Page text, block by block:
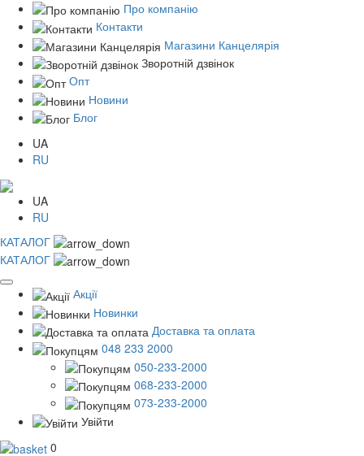
Про компанію
Контакти
Магазини Канцелярія
Зворотній дзвінок
Опт
Новини
Блог
UA
RU
UA
RU
КАТАЛОГ
КАТАЛОГ
Акції
Новинки
Доставка та оплата
048 233 2000
050-233-2000
068-233-2000
073-233-2000
Увійти
0